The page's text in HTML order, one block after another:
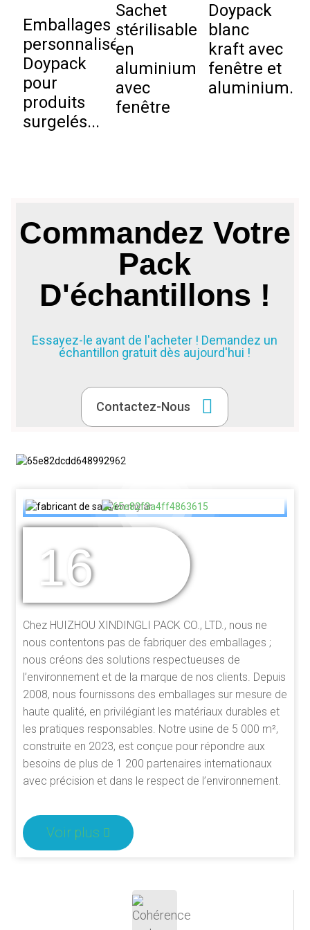
Emballages
personnalisés
Doypack
pour
produits
surgelés...
Sachet
stérilisable
en
aluminium
avec
fenêtre
Doypack
blanc
kraft avec
fenêtre et
aluminium...
Commandez Votre
Pack
D'échantillons !
Essayez-le avant de l'acheter ! Demandez un
échantillon gratuit dès aujourd'hui !
Contactez-Nous
16
Chez HUIZHOU XINDINGLI PACK CO., LTD., nous ne
nous contentons pas de fabriquer des emballages ;
nous créons des solutions respectueuses de
l’environnement et de la marque de nos clients. Depuis
2008, nous fournissons des emballages sur mesure de
haute qualité, en privilégiant les matériaux durables et
les pratiques responsables. Notre usine de 5 000 m²,
construite en 2023, est conçue pour répondre aux
besoins de plus de 1 200 partenaires internationaux
avec précision et dans le respect de l’environnement.
Voir plus